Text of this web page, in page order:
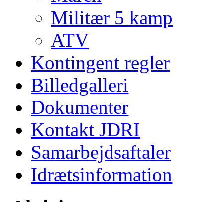
Militær 5 kamp
ATV
Kontingent regler
Billedgalleri
Dokumenter
Kontakt JDRI
Samarbejdsaftaler
Idrætsinformation